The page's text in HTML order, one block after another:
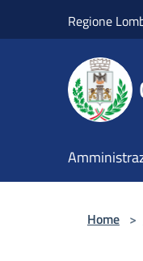
Regione
Home >